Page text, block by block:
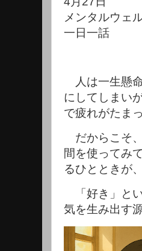
メンタルウェ
一日一話
人は一生懸
にしてしまい
で疲れがたま
だからこそ
間を使ってみ
るひとときが
「好き」と
気を生み出す